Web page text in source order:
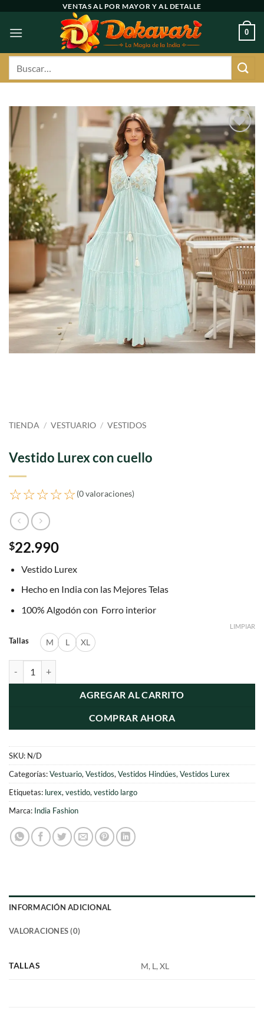
contenido
VENTAS AL POR MAYOR Y AL DETALLE
0
Agregar
a
favoritos
TIENDA / VESTUARIO / VESTIDOS
Vestido Lurex con cuello
☆☆☆☆☆(0 valoraciones)
$22.990
Vestido Lurex
Hecho en India con las Mejores Telas
100% Algodón con Forro interior
Tallas M L XL
LIMPIAR
AGREGAR AL CARRITO
COMPRAR AHORA
SKU: N/D
Categorías:Vestuario,Vestidos,Vestidos Hindúes,Vestidos Lurex
Etiquetas: lurex,vestido,vestido largo
Marca: India Fashion
INFORMACIÓN ADICIONAL
VALORACIONES (0)
TALLAS M, L, XL